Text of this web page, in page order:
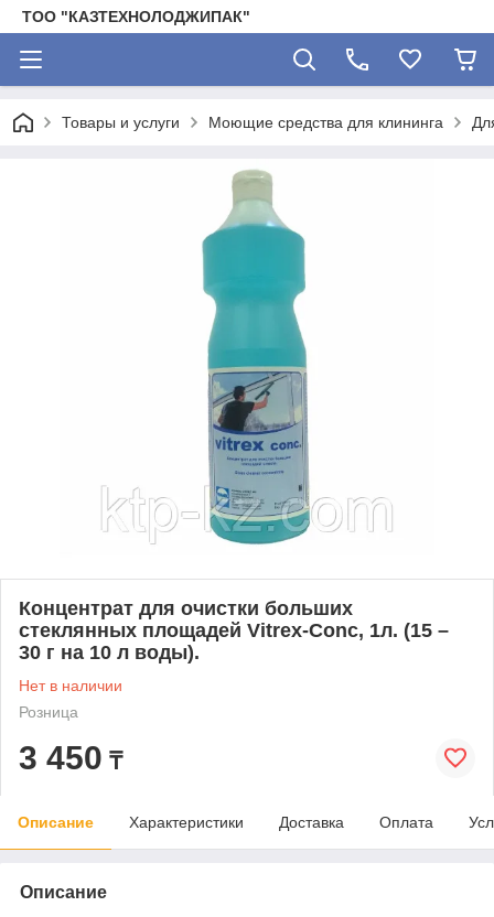
ТОО "КАЗТЕХНОЛОДЖИПАК"
Товары и услуги Моющие средства для клининга
Концентрат для очистки больших
стеклянных площадей Vitrex-Conc, 1л. (15 –
30 г на 10 л воды).
Нет в наличии
Розница
3 450 ₸
Описание Характеристики Доставка Оплата
Описание